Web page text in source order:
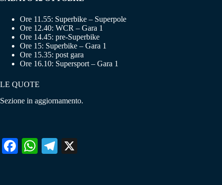
Ore 11.55: Superbike – Superpole
Ore 12.40: WCR – Gara 1
Ore 14.45: pre-Superbike
Ore 15: Superbike – Gara 1
Ore 15.35: post gara
Ore 16.10: Supersport – Gara 1
LE QUOTE
Sezione in aggiornamento.
Fa W
Te